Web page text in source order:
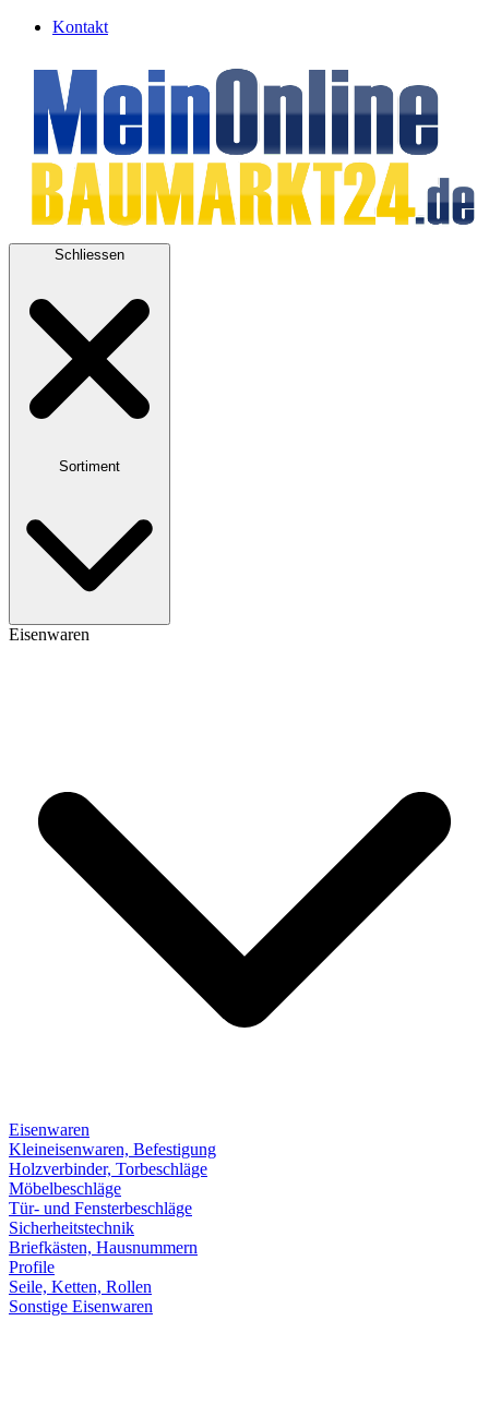
Kontakt
Schliessen
Sortiment
Eisenwaren
Eisenwaren
Kleineisenwaren, Befestigung
Holzverbinder, Torbeschläge
Möbelbeschläge
Tür- und Fensterbeschläge
Sicherheitstechnik
Briefkästen, Hausnummern
Profile
Seile, Ketten, Rollen
Sonstige Eisenwaren